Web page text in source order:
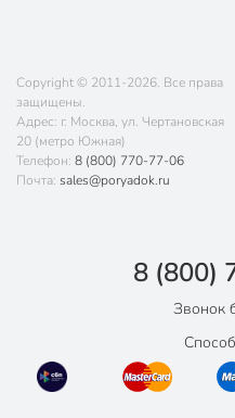
Copyright © 2011-2026. Все права
защищены.
Адрес: г. Москва, ул. Чертановская
20 (метро Южная)
Телефон: 8 (800) 770-77-06
Почта: sales@poryadok.ru
8 (800)
Звонок